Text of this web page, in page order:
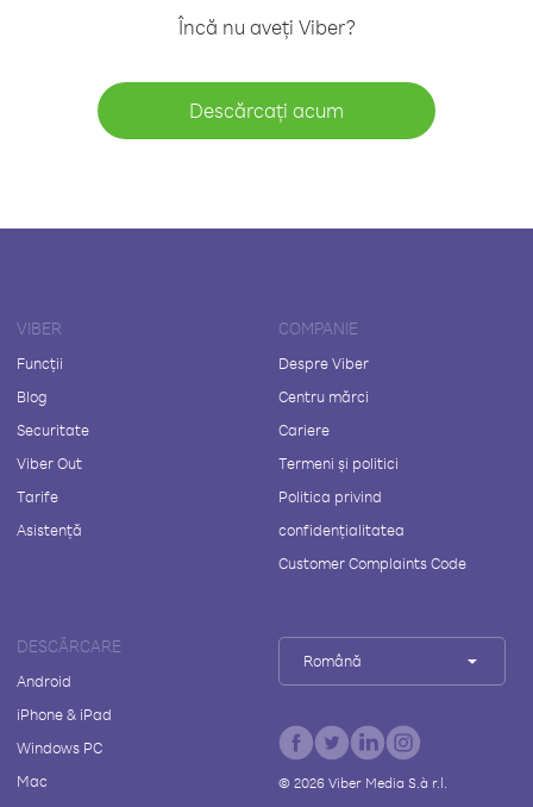
Încă nu aveți Viber?
Descărcați acum
VIBER
Funcții
Blog
Securitate
Viber Out
Tarife
Asistență
COMPANIE
Despre Viber
Centru mărci
Cariere
Termeni și politici
Politica privind
confidențialitatea
Customer Complaints Code
DESCĂRCARE
Android
iPhone & iPad
Windows PC
Mac
Română
© 2026Viber Media S.à r.l.